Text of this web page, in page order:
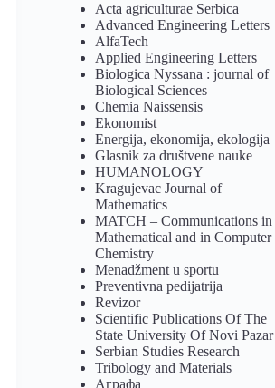
Acta agriculturae Serbica
Advanced Engineering Letters
AlfaTech
Applied Engineering Letters
Biologica Nyssana : journal of
Biological Sciences
Chemia Naissensis
Ekonomist
Energija, ekonomija, ekologija
Glasnik za društvene nauke
HUMANOLOGY
Kragujevac Journal of
Mathematics
MATCH – Communications in
Mathematical and in Computer
Chemistry
Menadžment u sportu
Preventivna pedijatrija
Revizor
Scientific Publications Of The
State University Of Novi Pazar
Serbian Studies Research
Tribology and Materials
Аграфа